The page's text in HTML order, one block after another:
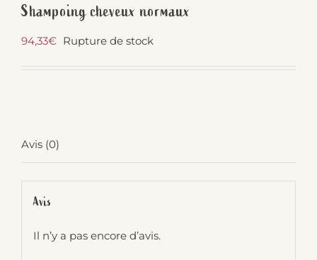
Shampoing cheveux normaux
94,33€ Rupture de stock
Avis (0)
Avis
Il n’y a pas encore d’avis.